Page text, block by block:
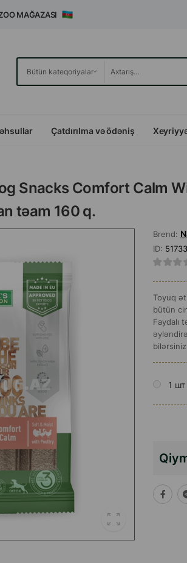
MAĞAZASI
Çatdırılma və ödəniş
Snacks Comfort Calm
təam 160 q.
Brend:
ID:
Toyuq
bütün
Faydalı
bilərsiniz.
1 шт